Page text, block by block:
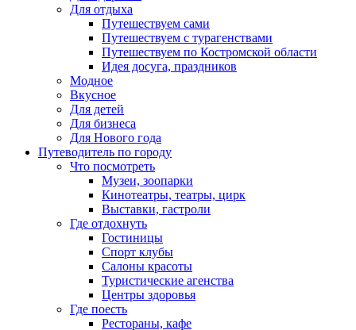
Для отдыха
Путешествуем сами
Путешествуем с турагенствами
Путешествуем по Костромской области
Идея досуга, праздников
Модное
Вкусное
Для детей
Для бизнеса
Для Нового года
Путеводитель по городу
Что посмотреть
Музеи, зоопарки
Кинотеатры, театры, цирк
Выставки, гастроли
Где отдохнуть
Гостиницы
Спорт клубы
Салоны красоты
Туристические агенства
Центры здоровья
Где поесть
Рестораны, кафе